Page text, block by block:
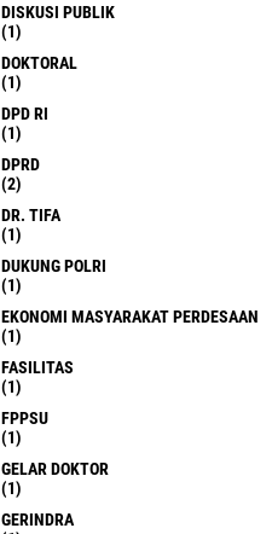
DISKUSI PUBLIK
(1)
DOKTORAL
(1)
DPD RI
(1)
DPRD
(2)
DR. TIFA
(1)
DUKUNG POLRI
(1)
EKONOMI MASYARAKAT PERDESAAN
(1)
FASILITAS
(1)
FPPSU
(1)
GELAR DOKTOR
(1)
GERINDRA